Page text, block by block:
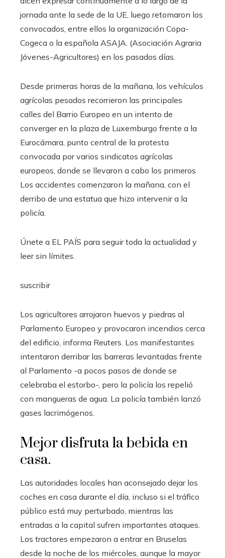
jornada ante la sede de la UE, luego retomaron los
convocados, entre ellos la organización Copa-
Cogeca o la española ASAJA. (Asociación Agraria
Jóvenes-Agricultores) en los pasados ​​​​días.
Desde primeras horas de la mañana, los vehículos
agrícolas pesados ​​recorrieron las principales
calles del Barrio Europeo en un intento de
converger en la plaza de Luxemburgo frente a la
Eurocámara, punto central de la protesta
convocada por varios sindicatos agrícolas
europeos, donde se llevaron a cabo los primeros
Los accidentes comenzaron la mañana, con el
derribo de una estatua que hizo intervenir a la
policía.
Únete a EL PAÍS para seguir toda la actualidad y
leer sin límites.
suscribir
Los agricultores arrojaron huevos y piedras al
Parlamento Europeo y provocaron incendios cerca
del edificio, informa Reuters. Los manifestantes
intentaron derribar las barreras levantadas frente
al Parlamento -a pocos pasos de donde se
celebraba el estorbo-, pero la policía los repelió
con mangueras de agua. La policía también lanzó
gases lacrimógenos.
Mejor disfruta la bebida en
casa.
Las autoridades locales han aconsejado dejar los
coches en casa durante el día, incluso si el tráfico
público está muy perturbado, mientras las
entradas a la capital sufren importantes ataques.
Los tractores empezaron a entrar en Bruselas
desde la noche de los miércoles, aunque la mayor